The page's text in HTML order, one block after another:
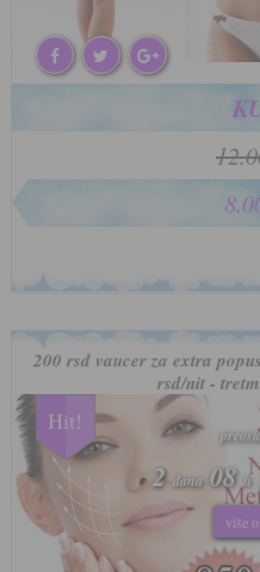
200 rsd vaucer za extra
rsd/nit -
Hit!
2 dana 08 h
više
2 dana 08 h
više